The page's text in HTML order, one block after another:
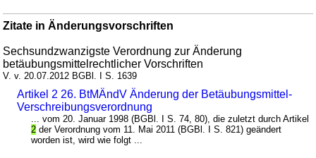
Zitate in Änderungsvorschriften
Sechsundzwanzigste Verordnung zur Änderung
betäubungsmittelrechtlicher Vorschriften
V. v. 20.07.2012 BGBl. I S. 1639
Artikel 2 26. BtMÄndV Änderung der Betäubungsmittel-
Verschreibungsverordnung
... vom 20. Januar 1998 (BGBl. I S. 74, 80), die zuletzt durch Artikel
2 der Verordnung vom 11. Mai 2011 (BGBl. I S. 821) geändert
worden ist, wird wie folgt ...